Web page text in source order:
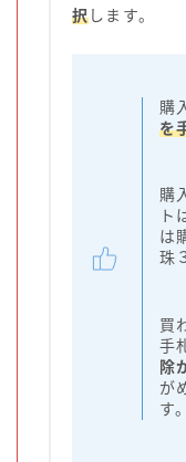
択 します。
購
を
購
ト
は
珠
買
手
除
が
す。